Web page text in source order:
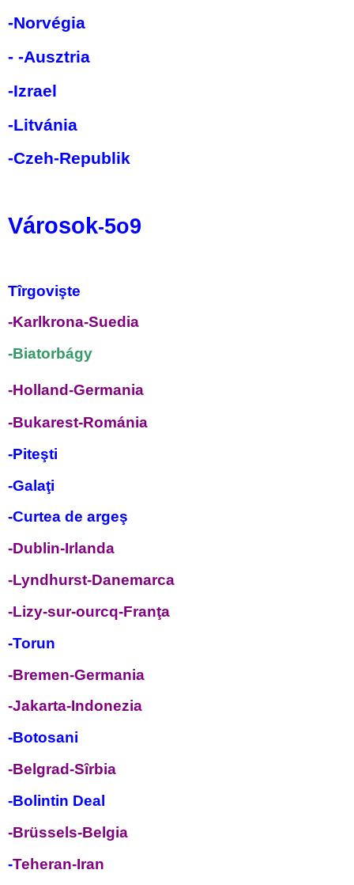
-Norvégia
- -Ausztria
-Izrael
-Litvánia
-Czeh-Republik
Városok-5o9
Tîrgovişte
-Karlkrona-Suedia
-Biatorbágy
-Holland-Germania
-Bukarest-Románia
-Piteşti
-Galaţi
-Curtea de argeş
-Dublin-Irlanda
-Lyndhurst-Danemarca
-Lizy-sur-ourcq-Franţa
-Torun
-Bremen-Germania
-Jakarta-Indonezia
-Botosani
-Belgrad-Sîrbia
-Bolintin Deal
-Brüssels-Belgia
-Teheran-Iran